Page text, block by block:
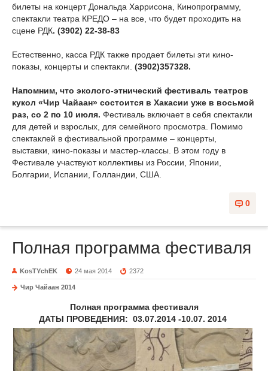
билеты на концерт Дональда Харрисона, Кинопрограмму,
спектакли театра КРЕДО – на все, что будет проходить на
сцене РДК. (3902) 22-38-83
Естественно, касса РДК также продает билеты эти кино-
показы, концерты и спектакли. (3902)357328.
Напомним, что эколого-этнический фестиваль театров
кукол «Чир Чайаан» состоится в Хакасии уже в восьмой
раз, со 2 по 10 июля. Фестиваль включает в себя спектакли
для детей и взрослых, для семейного просмотра. Помимо
спектаклей в фестивальной программе – концерты,
выставки, кино-показы и мастер-классы. В этом году в
Фестивале участвуют коллективы из России, Японии,
Болгарии, Испании, Голландии, США.
0
Полная программа фестиваля
KosTYchEK 24 мая 2014 2372
Чир Чайаан 2014
Полная программа фестиваля
ДАТЫ ПРОВЕДЕНИЯ: 03.07.2014 -10.07. 2014